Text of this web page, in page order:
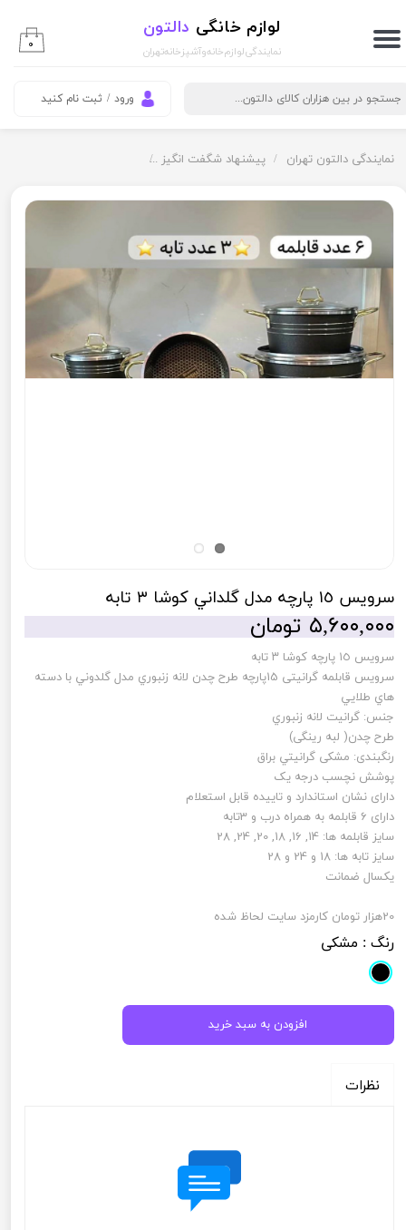
نمایندگی لوازم خانه و آشپزخانه تهران
لوازم خانگی دالتون
ورود / ثبت نام کنید
حساب کاربری من
خروج از حساب کاربری
۰
نمایندگی دالتون تهران پیشنهاد شگفت انگیز
سرويس ١٥ پارچه مدل گلداني كوشا ٣ تابه
۵,۶۰۰,۰۰۰ تومان
سرويس ١٥ پارچه كوشا ٣ تابه
سرویس قابلمه گرانیتی 15پارچه طرح چدن لانه زنبوري مدل گلدوني با دسته
هاي طلايي
جنس: گرانیت لانه زنبوري
طرح چدن( لبه رینگی)
رنگبندی: مشکی گرانيتي براق
پوشش نچسب درجه یک
دارای نشان استاندارد و تاييده قابل استعلام
دارای 6 قابلمه به همراه درب و 3تابه
سایز قابلمه ها: 14, 16, 18, 20, 24, 28
سایز تابه ها: 18 و 24 و 28
يكسال ضمانت
20هزار تومان كارمزد سايت لحاظ شده
رنگ : مشکی
افزودن به سبد خرید
نظرات